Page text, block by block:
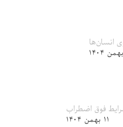
انسان‌ها
فوق اضطراب
۱۱ بهمن ۱۴۰۴